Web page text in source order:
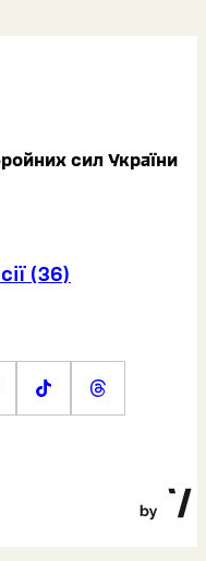
сил України
(36)